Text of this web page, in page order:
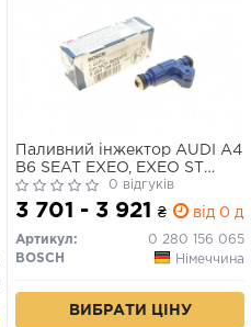
Паливний інжектор AUDI A4
B6 SEAT EXEO, EXEO ST
SKODA SUPERB I VW
PASSAT B5.5 1.8 11.00-05.10
0 відгуків
3 701 - 3 921 ₴ від 0
Артикул:
0 280 156 065
BOSCH
Німеччина
ВИБРАТИ ЦІНУ